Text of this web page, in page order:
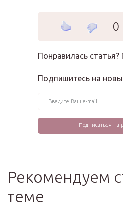
0
Понравилась статья?
Подпишитесь на
Рекомендуем
теме